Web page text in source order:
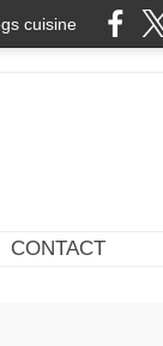
cuisine
CONTACT